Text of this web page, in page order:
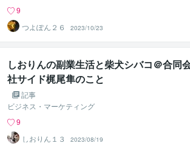
9
つよぽん２６
2023/10/23
しおりんの副業生活と柴犬シバコ＠合同
社サイド梶尾隼のこと
記事
ビジネス・マーケティング
9
しおりん１３
2023/08/19